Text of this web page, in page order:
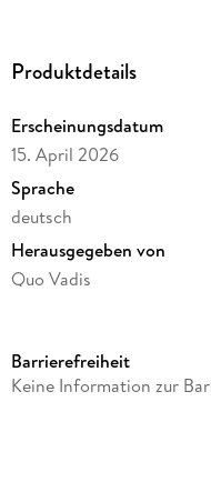
Produktdetails
Erscheinungsdatum
15. April 2026
Sprache
deutsch
Herausgegeben von
Quo Vadis
Produktart
Barrierefreiheit
Keine Information zur